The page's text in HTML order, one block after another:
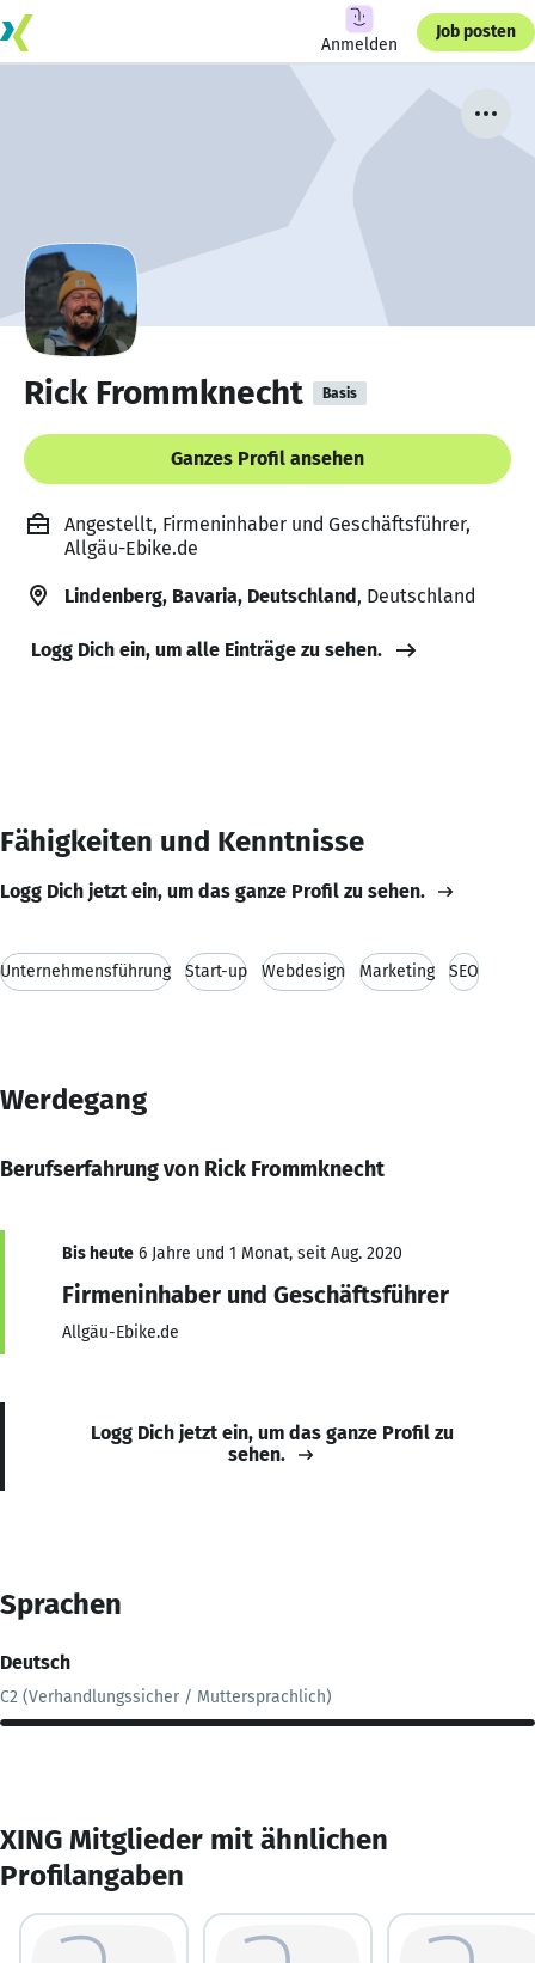
Anmelden
Job posten
Rick Frommknecht Basis
Ganzes Profil ansehen
Angestellt, Firmeninhaber und Geschäftsführer,
Allgäu-Ebike.de
Lindenberg, Bavaria, Deutschland, Deutschland
Logg Dich ein, um alle Einträge zu sehen.
Fähigkeiten und Kenntnisse
Logg Dich jetzt ein, um das ganze Profil zu sehen.
Unternehmensführung Start-up Webdesign Marketing SEO
Werdegang
Berufserfahrung von Rick Frommknecht
Bis heute 6 Jahre und 1 Monat, seit Aug. 2020
Firmeninhaber und Geschäftsführer
Allgäu-Ebike.de
Logg Dich jetzt ein, um das ganze Profil zu
sehen.
Sprachen
Deutsch
C2 (Verhandlungssicher / Muttersprachlich)
XING Mitglieder mit ähnlichen
Profilangaben